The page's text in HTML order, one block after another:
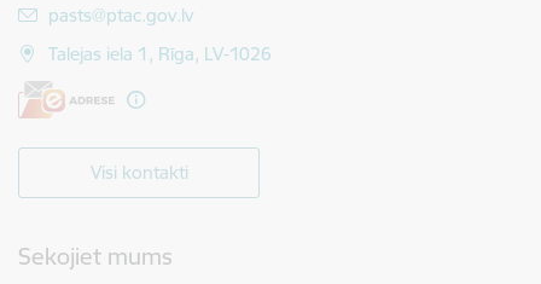
E-pasts:
pasts@ptac.gov.lv
Talejas iela 1, Rīga, LV-1026
Visi kontakti
Sekojiet mums